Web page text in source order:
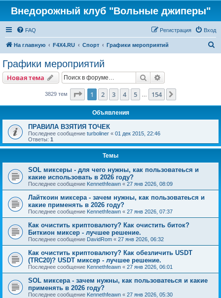
Внедорожный клуб "Вольные джиперы"
FAQ Вход
Регистрация
На главную F4X4.RU Спорт Графики мероприятий
Графики мероприятий
Новая тема Поиск
3829 тем Страница из 154
1 2 3 4 5 154
Объявления
ПРАВИЛА ВЗЯТИЯ ТОЧЕК
Последнее сообщение turboliner « 01 дек 2015, 22:46
Ответы: 1
Темы
SOL миксеры - для чего нужны, как пользоватеься и
какие использовать в 2026 году?
Последнее сообщение Kennethfeawn « 27 янв 2026, 08:09
Лайткоин миксера - зачем нужны, как пользоватеься и
какие применять в 2026 году?
Последнее сообщение Kennethfeawn « 27 янв 2026, 07:37
Как очистить криптовалюту? Как очистить биток?
Биткион миксер - лучшее решение.
Последнее сообщение DavidRom « 27 янв 2026, 06:32
Как очистить криптовалюту? Как обезличить USDT
(TRC20)? USDT миксер - лучшее решение.
Последнее сообщение Kennethfeawn « 27 янв 2026, 06:01
SOL миксера - зачем нужны, как пользоватеься и какие
применять в 2026 году?
Последнее сообщение Kennethfeawn « 27 янв 2026, 05:30